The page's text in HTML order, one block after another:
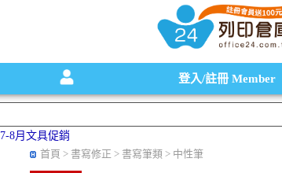
碳粉匣，墨水匣,原廠碳粉匣，副廠碳粉匣，環保碳
登入/註冊 Member
7-8月文具促銷
首頁 > 書寫修正 > 書寫筆類 > 中性筆